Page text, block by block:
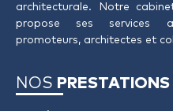
architecturale. Notre
propose ses services
promoteurs, architectes et
NOS PRESTATIONS